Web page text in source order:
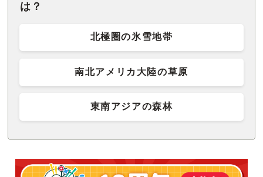
は？
北極圏の氷雪地帯
南北アメリカ大陸の草原
東南アジアの森林